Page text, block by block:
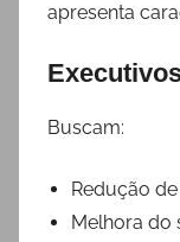
apresenta
Buscam:
Redução
Melhora do